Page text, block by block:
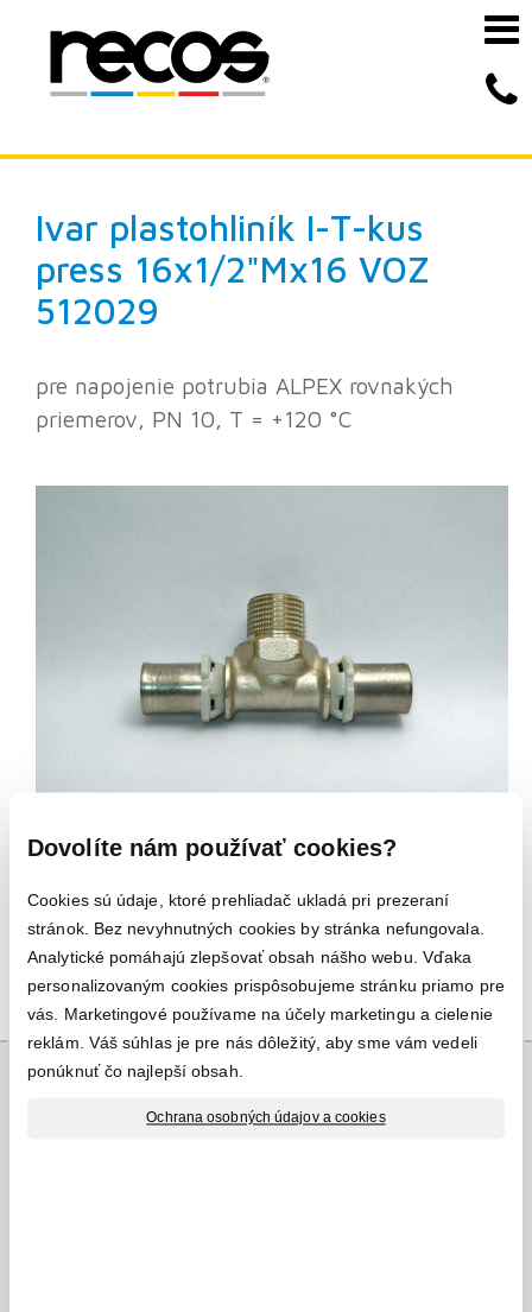
Ivar plastohliník I-T-kus
press 16x1/2"Mx16 VOZ
512029
pre napojenie potrubia ALPEX rovnakých
priemerov, PN 10, T = +120 °C
Kód produktu:
Firma:
Dovolíte nám používať cookies?
Cookies sú údaje, ktoré prehliadač ukladá pri prezeraní
stránok. Bez nevyhnutných cookies by stránka nefungovala.
Analytické pomáhajú zlepšovať obsah nášho webu. Vďaka
personalizovaným cookies prispôsobujeme stránku priamo pre
vás. Marketingové používame na účely marketingu a cielenie
reklám. Váš súhlas je pre nás dôležitý, aby sme vám vedeli
ponúknuť čo najlepší obsah.
Ochrana osobných údajov a cookies